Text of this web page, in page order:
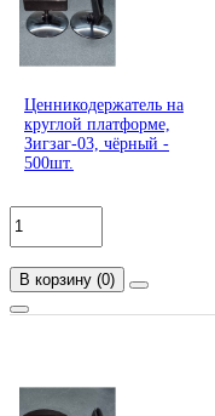
Ценникодержатель на
круглой платформе,
Зигзаг-03, чёрный -
500шт.
В корзину (0)